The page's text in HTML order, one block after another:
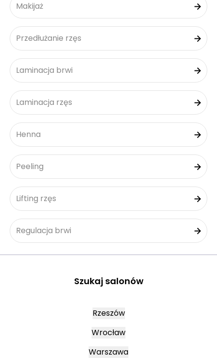
Makijaż
Przedłużanie rzęs
Laminacja brwi
Laminacja rzęs
Henna
Peeling
Lifting rzęs
Regulacja brwi
Szukaj salonów
Rzeszów
Wrocław
Warszawa